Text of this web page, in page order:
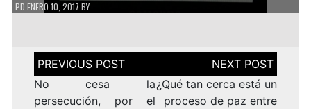
PD ENERO 10, 2017 BY
Navegación
de
entradas
No cesa la
persecución, por el
¿Qué tan cerca está un
proceso de paz entre